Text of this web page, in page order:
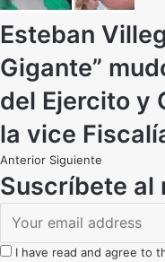
Esteban
Gigante”
del Ejercito y
la vice
Anterior Siguiente
Suscríbete al
I have read and agree to